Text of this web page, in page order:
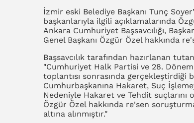
İzmir eski Belediye Başkanı Tunç
başkanlarıyla ilgili açıklamalarında
Ankara Cumhuriyet Başsavcılığı,
Genel Başkanı Özgür Özel hakkında
Başsavcılık tarafından hazırlanan
"Cumhuriyet Halk Partisi ve 28.
toplantısı sonrasında gerçekleştirdiği
Cumhurbaşkanına Hakaret, Suç
Nedeniyle Hakaret ve Tehdit suçlarını
Özgür Özel hakkında re'sen
altına alınmıştır."